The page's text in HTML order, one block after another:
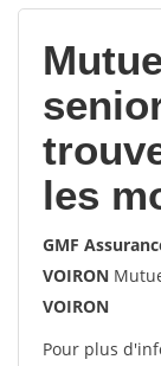
les
GMF
VOIRON
VOIRON
Pour plus